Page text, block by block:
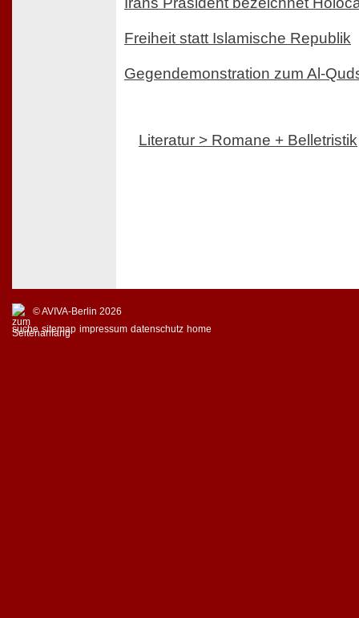
Freiheit statt Islamische Republik
Gegendemonstration zum Al-
Literatur > Romane + Belletristik
© AVIVA-Berlin 2026
suche sitemap impressum datenschutz home